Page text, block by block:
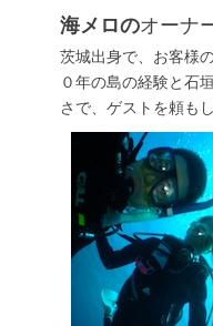
海メロのオー
茨城出身で、お客様
０年の島の経験と石
さで、ゲストを頼も